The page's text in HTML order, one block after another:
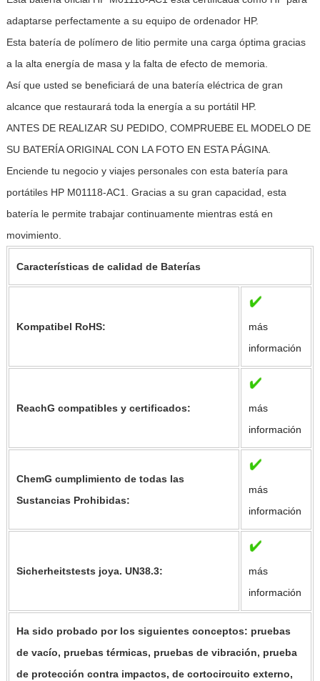
adaptarse perfectamente a su equipo de ordenador HP.
Esta batería de polímero de litio permite una carga óptima gracias
a la alta energía de masa y la falta de efecto de memoria.
Así que usted se beneficiará de una batería eléctrica de gran
alcance que restaurará toda la energía a su portátil HP.
ANTES DE REALIZAR SU PEDIDO, COMPRUEBE EL MODELO DE
SU BATERÍA ORIGINAL CON LA FOTO EN ESTA PÁGINA.
Enciende tu negocio y viajes personales con esta batería para
portátiles HP M01118-AC1. Gracias a su gran capacidad, esta
batería le permite trabajar continuamente mientras está en
movimiento.
Características de calidad de Baterías
Kompatibel RoHS:
más
información
ReachG compatibles y certificados:
más
información
ChemG cumplimiento de todas las
Sustancias Prohibidas:
más
información
Sicherheitstests joya. UN38.3:
más
información
Ha sido probado por los siguientes conceptos: pruebas
de vacío, pruebas térmicas, pruebas de vibración, prueba
de protección contra impactos, de cortocircuito externo,